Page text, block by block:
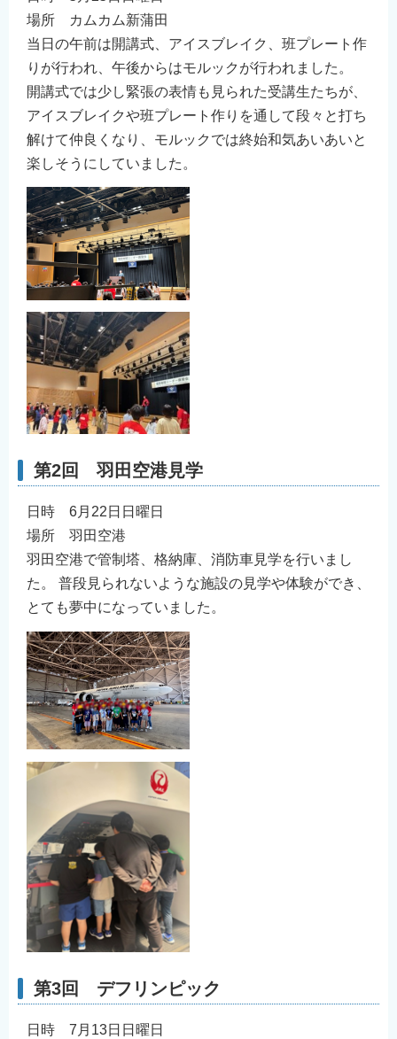
場所 カムカム新蒲田
当⽇の午前は開講式、アイスブレイク、班プレート作
りが⾏われ、午後からはモルックが⾏われました。
開講式では少し緊張の表情も⾒られた受講⽣たちが、
アイスブレイクや班プレート作りを通して段々と打ち
解けて仲良くなり、モルックでは終始和気あいあいと
楽しそうにしていました。
第2回 羽田空港見学
日時 6月22日日曜日
場所 羽田空港
⽻⽥空港で管制塔、格納庫、消防⾞⾒学を⾏いまし
た。 普段⾒られないような施設の⾒学や体験ができ、
とても夢中になっていました。
第3回 デフリンピック
日時 7月13日日曜日